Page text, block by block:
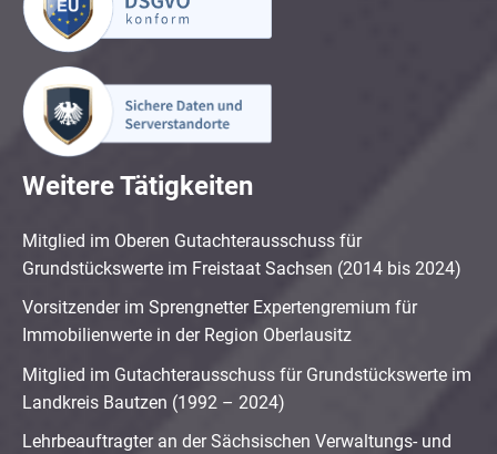
Weitere Tätigkeiten
Mitglied im Oberen Gutachterausschuss für
Grundstückswerte im Freistaat Sachsen (2014 bis 2024)
Vorsitzender im Sprengnetter Expertengremium für
Immobilienwerte in der Region Oberlausitz
Mitglied im Gutachterausschuss für Grundstückswerte im
Landkreis Bautzen (1992 – 2024)
Lehrbeauftragter an der Sächsischen Verwaltungs- und